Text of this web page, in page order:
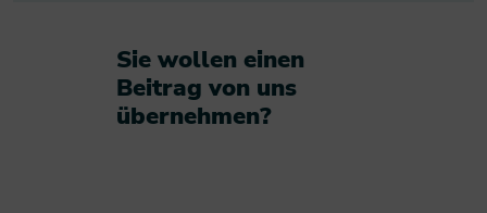
Sie wollen einen
Beitrag von uns
übernehmen?​